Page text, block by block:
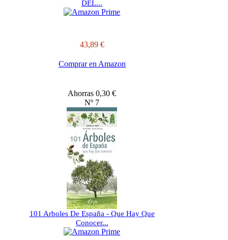
DEL...
43,89 €
Comprar en Amazon
Ahorras 0,30 €
Nº 7
101 Arboles De España - Que Hay Que
Conocer...